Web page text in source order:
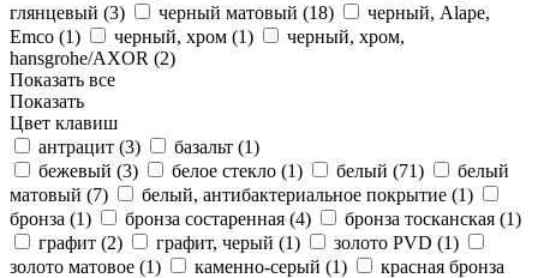
глянцевый (3) черный матовый (18)
черный, Alape,
Emco (1) черный, хром (1)
черный, хром,
hansgrohe/AXOR (2)
Показать все
Показать
Цвет клавиш
антрацит (3) базальт (1)
бежевый (3) белое стекло (1) белый (71)
белый
матовый (7) белый, антибактериальное покрытие (1)
бронза (1) бронза состаренная (4) бронза тосканская (1)
графит (2) графит, черый (1) золото PVD (1)
золото матовое (1) каменно-серый (1)
красная бронза